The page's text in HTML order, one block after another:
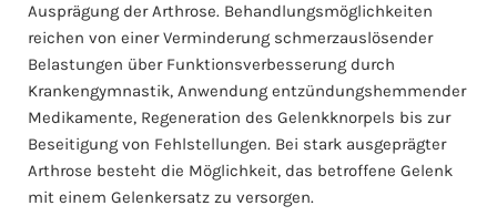
Ausprägung der Arthrose. Behandlungsmöglichkeiten
reichen von einer Verminderung schmerzauslösender
Belastungen über Funktionsverbesserung durch
Krankengymnastik, Anwendung entzündungshemmender
Medikamente, Regeneration des Gelenkknorpels bis zur
Beseitigung von Fehlstellungen. Bei stark ausgeprägter
Arthrose besteht die Möglichkeit, das betroffene Gelenk
mit einem Gelenkersatz zu versorgen.